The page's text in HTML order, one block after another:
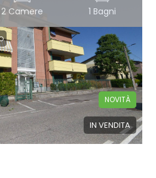
2 Camere 1 Bagni
IN VENDITA
NOVITÀ